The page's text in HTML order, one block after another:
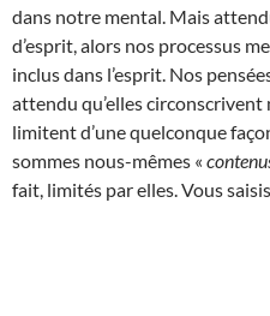
dans notre mental. Mais
d’esprit, alors nos processus
inclus dans l’esprit. Nos
attendu qu’elles
limitent d’une quelconque
sommes nous-mêmes «
fait, limités par elles. Vous